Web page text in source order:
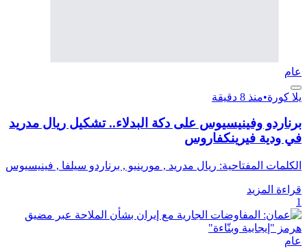
عام
يلا كورة•منذ 8 دقيقة
برناردو وفينيسيوس على دكة البدلاء.. تشكيل ريال مدريد
في ودية فيرينكفاروس
الكلمات المفتاحية: ريال مدريد , مورينيو , برناردو سيلفا , فينيسيوس
قراءة المزيد
1
عام